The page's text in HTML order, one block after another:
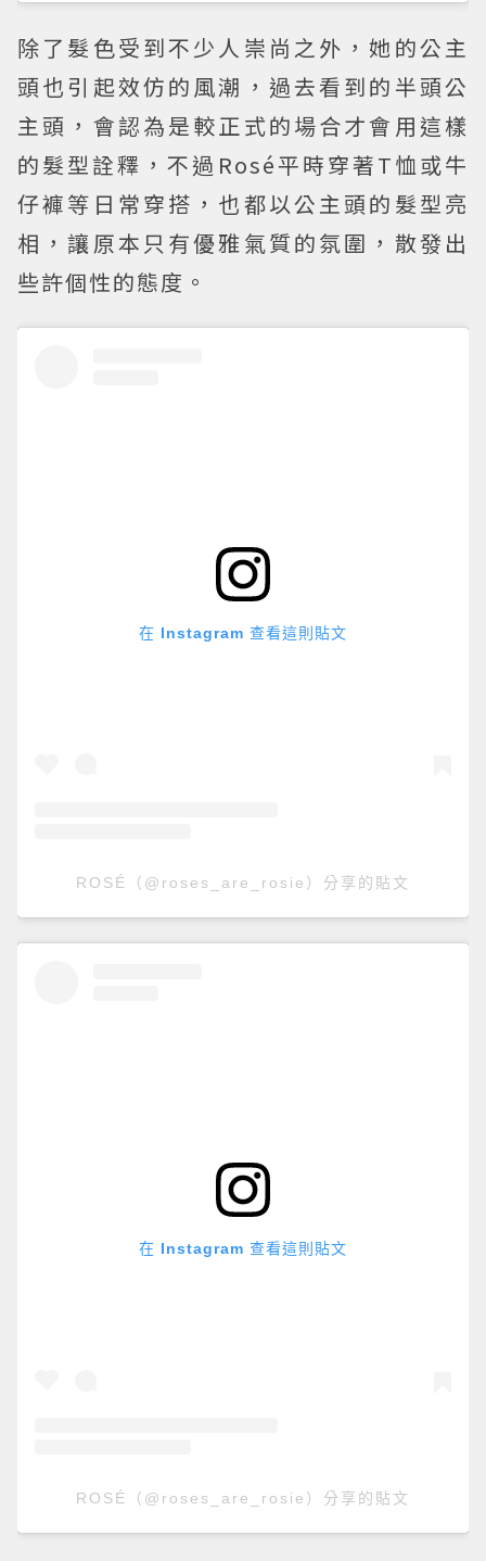
除了髮色受到不少人崇尚之外，她的公主
頭也引起效仿的風潮，過去看到的半頭公
主頭，會認為是較正式的場合才會用這樣
的髮型詮釋，不過Rosé平時穿著T恤或牛
仔褲等日常穿搭，也都以公主頭的髮型亮
相，讓原本只有優雅氣質的氛圍，散發出
些許個性的態度。
在 Instagram 查看這則貼文
ROSÉ（@roses_are_rosie）分享的貼文
在 Instagram 查看這則貼文
ROSÉ（@roses_are_rosie）分享的貼文